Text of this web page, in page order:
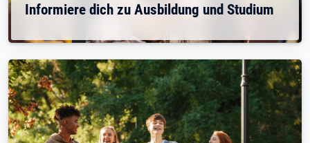
Informiere dich zu Ausbildung und Studium